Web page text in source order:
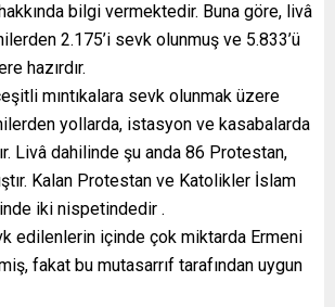
bilgi vermektedir. Buna göre, livâ
2.175’i sevk olunmuş ve 5.833’ü
hazırdır.
mıntıkalara sevk olunmak üzere
yollarda, istasyon ve kasabalarda
Livâ dahilinde şu anda 86 Protestan,
Kalan Protestan ve Katolikler İslam
iki nispetindedir .
edilenlerin içinde çok miktarda Ermeni
fakat bu mutasarrıf tarafından uygun